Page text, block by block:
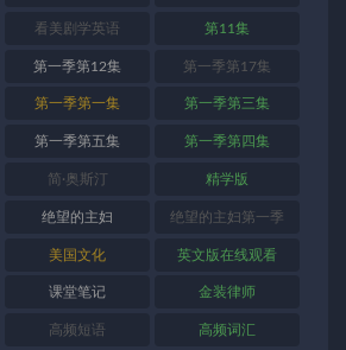
看美剧学英语 第11集
第一季第12集 第一季第17集
第一季第一集 第一季第三集
第一季第五集 第一季第四集
简·奥斯汀 精学版
绝望的主妇 绝望的主妇第一季
美国文化 英文版在线观看
课堂笔记 金装律师
高频短语 高频词汇